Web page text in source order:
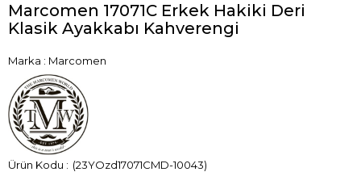
Marcomen 17071C Erkek Hakiki Deri
Klasik Ayakkabı Kahverengi
Marka : Marcomen
(23YOzd17071CMD-10043)